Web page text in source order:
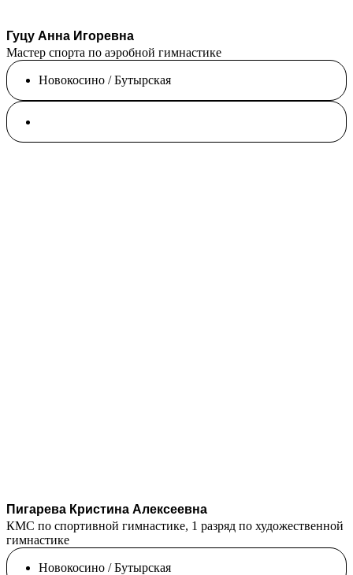
Гуцу Анна Игоревна
Мастер спорта по аэробной гимнастике
Новокосино / Бутырская
Пигарева Кристина Алексеевна
КМС по спортивной гимнастике, 1 разряд по художественной
гимнастике
Новокосино / Бутырская